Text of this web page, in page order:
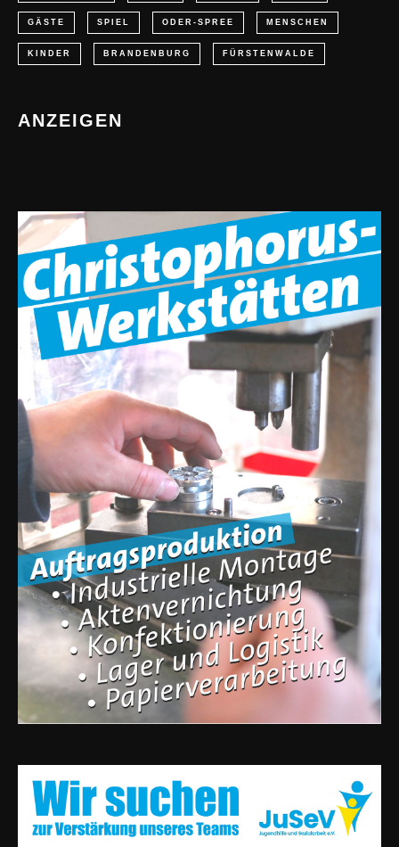
GÄSTE SPIEL ODER-SPREE MENSCHEN
KINDER BRANDENBURG FÜRSTENWALDE
ANZEIGEN